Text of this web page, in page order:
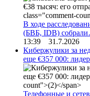
В ходе
(БВБ, IDB)
13:39 31.7.2026
Кибержулики за
еще €357 000:
Телефонные и